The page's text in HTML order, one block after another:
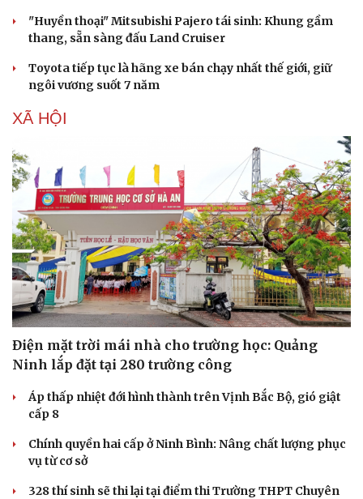
Sức khỏe
Dinh dưỡng - món ngon
Cây thuốc
Nhi khoa
Làm đẹp - giảm cân
Phòng mạch online
Ăn sạch sống khỏe
Nhà đẹp
"Huyền thoại" Mitsubishi Pajero tái sinh: Khung gầm
thang, sẵn sàng đấu Land Cruiser
Toyota tiếp tục là hãng xe bán chạy nhất thế giới, giữ
ngôi vương suốt 7 năm
XÃ HỘI
Điện mặt trời mái nhà cho trường học: Quảng
Ninh lắp đặt tại 280 trường công
Áp thấp nhiệt đới hình thành trên Vịnh Bắc Bộ, gió giật
cấp 8
Chính quyền hai cấp ở Ninh Bình: Nâng chất lượng phục
vụ từ cơ sở
328 thí sinh sẽ thi lại tại điểm thi Trường THPT Chuyên